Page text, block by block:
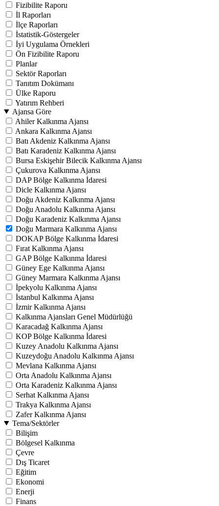
Fizibilite Raporu
İl Raporları
İlçe Raporları
İstatistik-Göstergeler
İyi Uygulama Örnekleri
Ön Fizibilite Raporu
Planlar
Sektör Raporları
Tanıtım Dokümanı
Ülke Raporu
Yatırım Rehberi
Ajansa Göre
Ahiler Kalkınma Ajansı
Ankara Kalkınma Ajansı
Batı Akdeniz Kalkınma Ajansı
Batı Karadeniz Kalkınma Ajansı
Bursa Eskişehir Bilecik Kalkınma Ajansı
Çukurova Kalkınma Ajansı
DAP Bölge Kalkınma İdaresi
Dicle Kalkınma Ajansı
Doğu Akdeniz Kalkınma Ajansı
Doğu Anadolu Kalkınma Ajansı
Doğu Karadeniz Kalkınma Ajansı
Doğu Marmara Kalkınma Ajansı
DOKAP Bölge Kalkınma İdaresi
Fırat Kalkınma Ajansı
GAP Bölge Kalkınma İdaresi
Güney Ege Kalkınma Ajansı
Güney Marmara Kalkınma Ajansı
İpekyolu Kalkınma Ajansı
İstanbul Kalkınma Ajansı
İzmir Kalkınma Ajansı
Kalkınma Ajansları Genel Müdürlüğü
Karacadağ Kalkınma Ajansı
KOP Bölge Kalkınma İdaresi
Kuzey Anadolu Kalkınma Ajansı
Kuzeydoğu Anadolu Kalkınma Ajansı
Mevlana Kalkınma Ajansı
Orta Anadolu Kalkınma Ajansı
Orta Karadeniz Kalkınma Ajansı
Serhat Kalkınma Ajansı
Trakya Kalkınma Ajansı
Zafer Kalkınma Ajansı
Tema/Sektörler
Bilişim
Bölgesel Kalkınma
Çevre
Dış Ticaret
Eğitim
Ekonomi
Enerji
Finans